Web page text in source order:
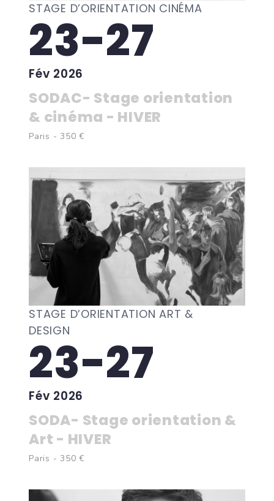
STAGE D’ORIENTATION CINÉMA
23-27
Fév 2026
SODAC- Stage orientation
& cinéma - HIVER
Paris - 350 €
STAGE D’ORIENTATION ART &
DESIGN
23-27
Fév 2026
SODA- Stage orientation &
Art - HIVER
Paris - 350 €